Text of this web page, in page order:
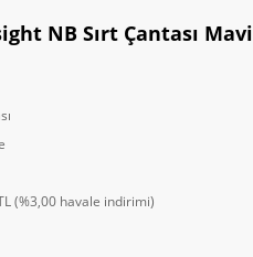
NB Sırt Çantası Mavi
(%3,00 havale indirimi)